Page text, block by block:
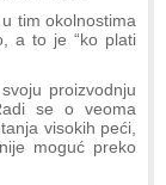
tim okolnostima
a to je “ko plati
proizvodnju
se o veoma
visokih peći,
moguć preko